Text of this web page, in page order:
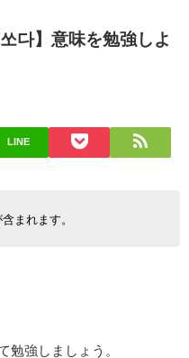
다】意味を勉強しよ
LINE
まれます。
勉強しましょう。